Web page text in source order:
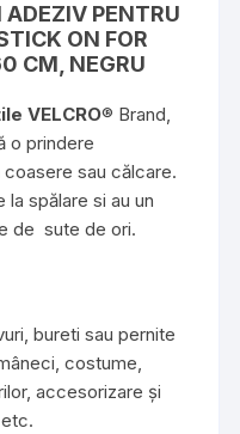
ADEZIV PENTRU
ON FOR
CM, NEGRU
VELCRO® Brand,
o prindere
sau călcare.
spălare si au un
de sute de ori.
bureti sau pernite
costume,
accesorizare și